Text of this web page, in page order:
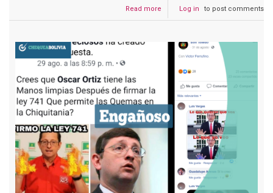
Read more
Evo
medio
incendios
el
oriente
Log in to post comments